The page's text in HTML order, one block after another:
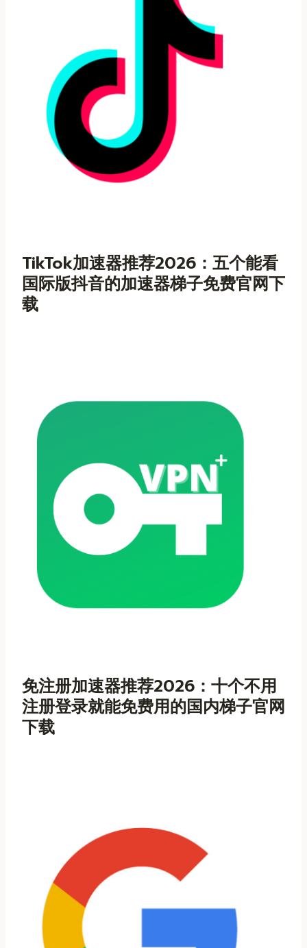
TikTok加速器推荐2026：五个能看
国际版抖音的加速器梯子免费官网下
载
免注册加速器推荐2026：十个不用
注册登录就能免费用的国内梯子官网
下载